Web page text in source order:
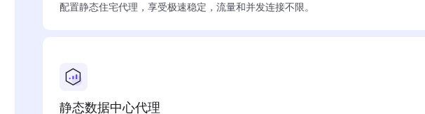
配置静态住宅代理，享受极速稳定，流量和并发连接不限。
静态数据中心代理